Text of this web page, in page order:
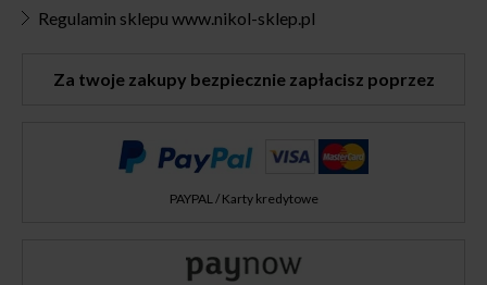
Regulamin sklepu www.nikol-sklep.pl
Za twoje zakupy bezpiecznie zapłacisz poprzez
PAYPAL / Karty kredytowe